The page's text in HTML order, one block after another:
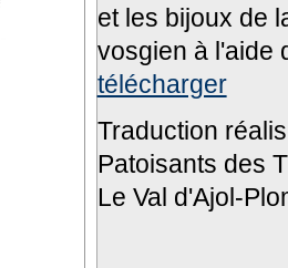
et les bijoux de
vosgien à l'aide
télécharger
Traduction
Patoisants des
Le Val d'Ajol-